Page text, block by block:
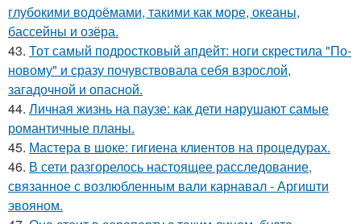
глубокими водоёмами, такими как море, океаны,
бассейны и озёра.
43. Тот самый подростковый апдейт: ноги скрестила "По-
новому" и сразу почувствовала себя взрослой,
загадочной и опасной.
44. Личная жизнь на паузе: как дети нарушают самые
романтичные планы.
45. Мастера в шоке: гигиена клиентов на процедурах.
46. В сети разгорелось настоящее расследование,
связанное с возлюбленным вали карнавал - Аргишти
эвояном.